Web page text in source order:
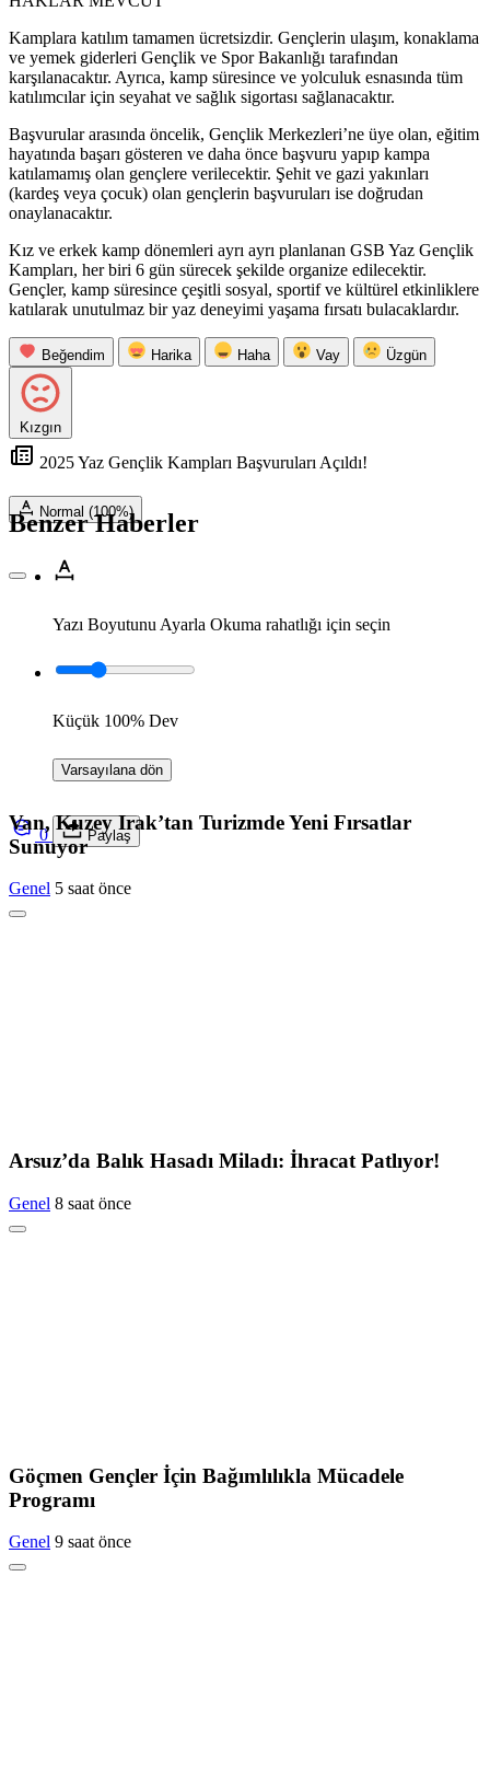
Kamplara katılım tamamen ücretsizdir. Gençlerin ulaşım, konaklama
ve yemek giderleri Gençlik ve Spor Bakanlığı tarafından
karşılanacaktır. Ayrıca, kamp süresince ve yolculuk esnasında tüm
katılımcılar için seyahat ve sağlık sigortası sağlanacaktır.
Başvurular arasında öncelik, Gençlik Merkezleri’ne üye olan, eğitim
hayatında başarı gösteren ve daha önce başvuru yapıp kampa
katılamamış olan gençlere verilecektir. Şehit ve gazi yakınları
(kardeş veya çocuk) olan gençlerin başvuruları ise doğrudan
onaylanacaktır.
Kız ve erkek kamp dönemleri ayrı ayrı planlanan GSB Yaz Gençlik
Kampları, her biri 6 gün sürecek şekilde organize edilecektir.
Gençler, kamp süresince çeşitli sosyal, sportif ve kültürel etkinliklere
katılarak unutulmaz bir yaz deneyimi yaşama fırsatı bulacaklardır.
Beğendim Harika Haha Vay Üzgün
Kızgın
2025 Yaz Gençlik Kampları Başvuruları Açıldı!
Normal (100%)
Yazı Boyutunu Ayarla Okuma rahatlığı için seçin
Küçük 100% Dev
Varsayılana dön
0 Paylaş
Benzer Haberler
Van, Kuzey Irak’tan Turizmde Yeni Fırsatlar
Sunuyor
Genel 5 saat önce
Arsuz’da Balık Hasadı Miladı: İhracat Patlıyor!
Genel 8 saat önce
Göçmen Gençler İçin Bağımlılıkla Mücadele
Programı
Genel 9 saat önce